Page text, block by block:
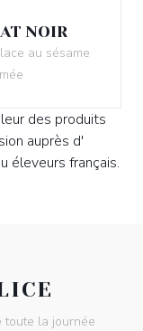
NOIR
au sésame
des produits
auprès d'
éleveurs français.
toute la journée